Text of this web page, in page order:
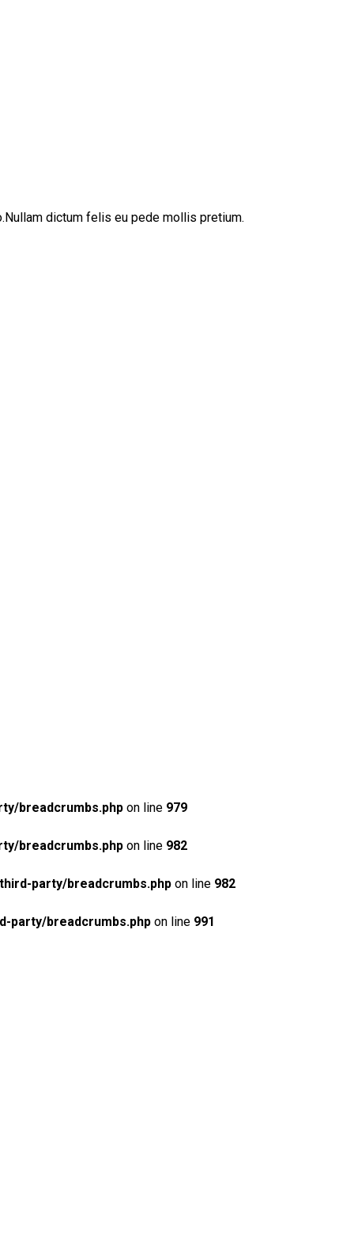
dictum felis eu pede mollis pretium.
breadcrumbs.php on line 979
breadcrumbs.php on line 982
party/breadcrumbs.php on line 982
party/breadcrumbs.php on line 991